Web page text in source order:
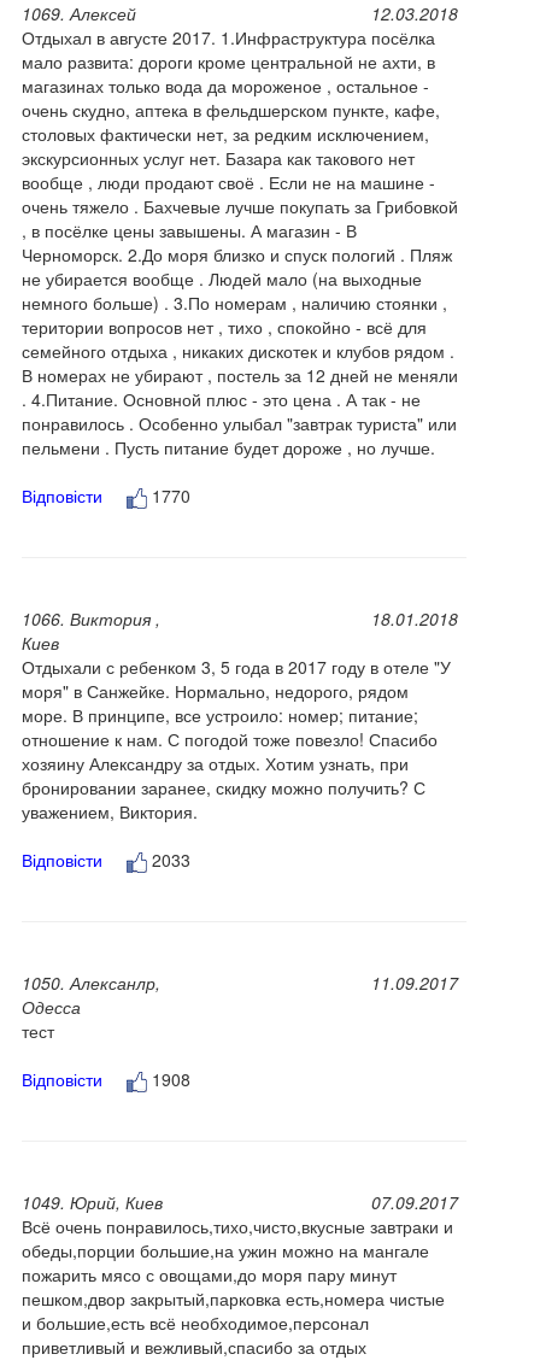
1069. Алексей
12.03.2018
Отдыхал в августе 2017. 1.Инфраструктура посёлка
мало развита: дороги кроме центральной не ахти, в
магазинах только вода да мороженое , остальное -
очень скудно, аптека в фельдшерском пункте, кафе,
столовых фактически нет, за редким исключением,
экскурсионных услуг нет. Базара как такового нет
вообще , люди продают своё . Если не на машине -
очень тяжело . Бахчевые лучше покупать за Грибовкой
, в посёлке цены завышены. А магазин - В
Черноморск. 2.До моря близко и спуск пологий . Пляж
не убирается вообще . Людей мало (на выходные
немного больше) . 3.По номерам , наличию стоянки ,
територии вопросов нет , тихо , спокойно - всё для
семейного отдыха , никаких дискотек и клубов рядом .
В номерах не убирают , постель за 12 дней не меняли
. 4.Питание. Основной плюс - это цена . А так - не
понравилось . Особенно улыбал "завтрак туриста" или
пельмени . Пусть питание будет дороже , но лучше.
Відповісти
1770
1066. Виктория ,
Киев
18.01.2018
Отдыхали с ребенком 3, 5 года в 2017 году в отеле "У
моря" в Санжейке. Нормально, недорого, рядом
море. В принципе, все устроило: номер; питание;
отношение к нам. С погодой тоже повезло! Спасибо
хозяину Александру за отдых. Хотим узнать, при
бронировании заранее, скидку можно получить? С
уважением, Виктория.
Відповісти
2033
1050. Алексанлр,
Одесса
11.09.2017
тест
Відповісти
1908
1049. Юрий, Киев
07.09.2017
Всё очень понравилось,тихо,чисто,вкусные завтраки и
обеды,порции большие,на ужин можно на мангале
пожарить мясо с овощами,до моря пару минут
пешком,двор закрытый,парковка есть,номера чистые
и большие,есть всё необходимое,персонал
приветливый и вежливый,спасибо за отдых